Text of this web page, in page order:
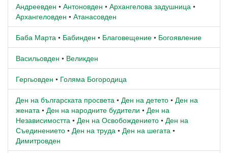
Андреевден • Антоновден • Архангелова задушница •
Архангеловден • Атанасовден
Баба Марта • Бабинден • Благовещение • Богоявление
Васильовден • Великден
Гергьовден • Голяма Богородица
Ден на българската просвета • Ден на детето • Ден на
жената • Ден на народните будители • Ден на
Независимостта • Ден на Освобождението • Ден на
Съединението • Ден на труда • Ден на шегата •
Димитровден